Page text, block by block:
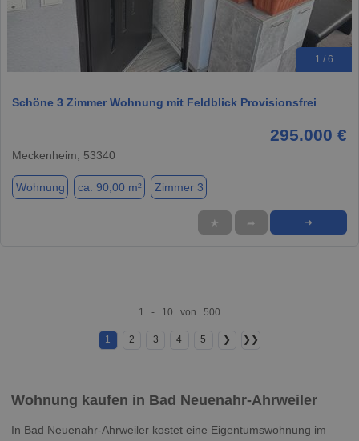
1 / 6
Schöne 3 Zimmer Wohnung mit Feldblick Provisionsfrei
295.000 €
Meckenheim, 53340
Wohnung ca. 90,00 m² Zimmer 3
★ ➦ ➜
1 - 10 von 500
1 2 3 4 5 ❯ ❯❯
Wohnung kaufen in Bad Neuenahr-Ahrweiler
In Bad Neuenahr-Ahrweiler kostet eine Eigentumswohnung im